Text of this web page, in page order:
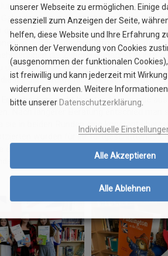
2024 die 2. Runde der Challenge an.
Heuper (Fachlehrerin Englisch
Mittelstufensprecher Leon Krämer
In der gemütlichen Atmosphäre der
die Zuhörer zunächst in ihre
Intonation vortrugen. Bereits hier
Jahr würde nicht einfach werden.
nicht leichter: Hier wurde aus
Nach längerer Beratung entschied man
in beiden Runden eine konstant
wurden für ihr fortgeschrittenes
Sprachwelt konnten die
Paddington-Bear-Stories als Lesestoff
unserer Webseite zu ermöglichen. Einige
essenziell zum Anzeigen der Seite,
helfen, diese Website und Ihre Erfahrung
können der Verwendung von Cookies
(ausgenommen der funktionalen
ist freiwillig und kann jederzeit mit
widerrufen werden. Weitere
bitte unserer Datenschutzerklärung.
Individuelle
Alle Akzeptieren
Alle Ablehnen